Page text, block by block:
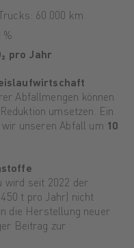
60.000 km
pro Jahr
Abfallmengen können
umsetzen. Ein
wir unseren Abfall um 10
wird seit 2022 der
450 t pro Jahr) nicht
die Herstellung neuer
Beitrag zur